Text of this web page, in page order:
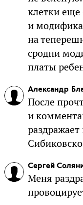
клетки еще
и
на
сродни
платы
Александр
После
и
Сергей
Меня